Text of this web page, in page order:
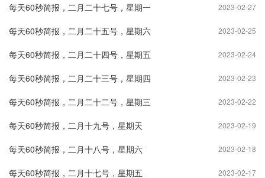
2023-02-27
每天60秒简报，二月二十七号，星期一
2023-02-25
每天60秒简报，二月二十五号，星期六
2023-02-24
每天60秒简报，二月二十四号，星期五
2023-02-23
每天60秒简报，二月二十三号，星期四
2023-02-22
每天60秒简报，二月二十二号，星期三
2023-02-19
每天60秒简报，二月十九号，星期天
2023-02-18
每天60秒简报，二月十八号，星期六
2023-02-17
每天60秒简报，二月十七号，星期五